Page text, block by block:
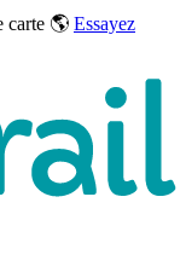
carte 🌎 Essayez